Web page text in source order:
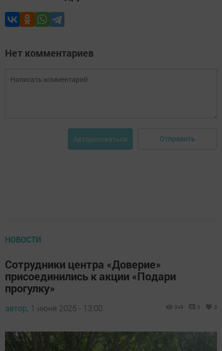
Нет комментариев
Авторизоваться Отправить
НОВОСТИ
Сотрудники центра «Доверие»
присоединились к акции «Подари
прогулку»
автор, 1 июня 2026 - 13:00 349 0 0